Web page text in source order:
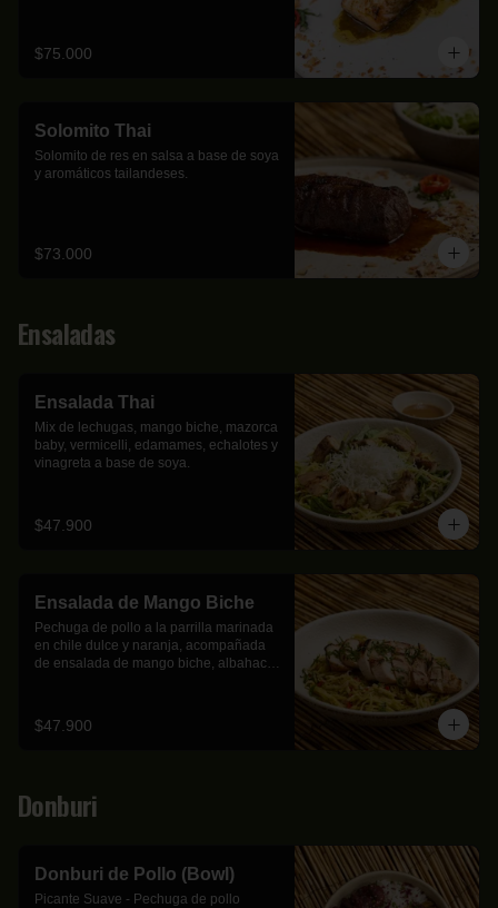
$75.000
Solomito Thai
Solomito de res en salsa a base de soya
y aromáticos tailandeses.
$73.000
Ensaladas
Ensalada Thai
Mix de lechugas, mango biche, mazorca
baby, vermicelli, edamames, echalotes y
vinagreta a base de soya.
$47.900
Ensalada de Mango Biche
Pechuga de pollo a la parrilla marinada
en chile dulce y naranja, acompañada
de ensalada de mango biche, albahaca,
$47.900
Donburi
Donburi de Pollo (Bowl)
Picante Suave - Pechuga de pollo